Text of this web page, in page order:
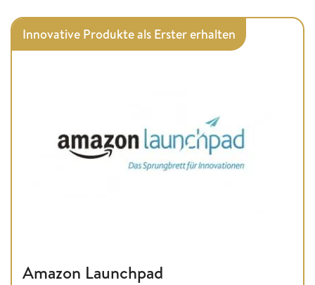
Innovative Produkte als Erster erhalten
Amazon Launchpad